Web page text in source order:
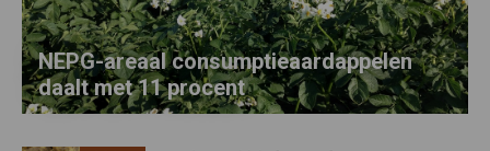
NEPG-areaal consumptieaardappelen
daalt met 11 procent